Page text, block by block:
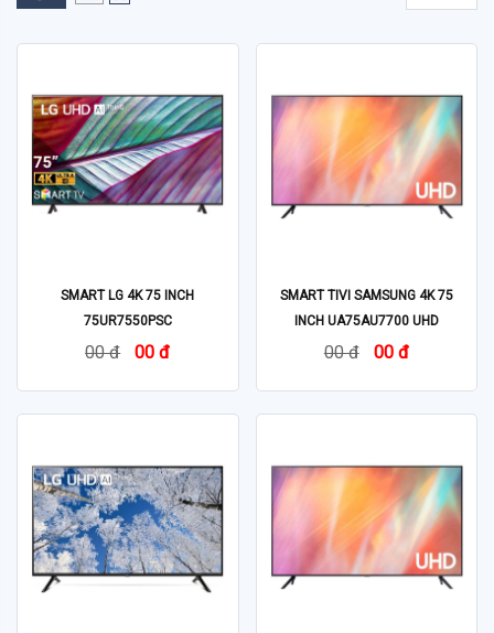
SMART LG 4K 75 INCH
75UR7550PSC
00 đ 00 đ
SMART TIVI SAMSUNG 4K 75
INCH UA75AU7700 UHD
00 đ 00 đ